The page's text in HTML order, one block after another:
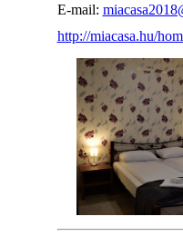
E-mail:
http://miacasa.hu/